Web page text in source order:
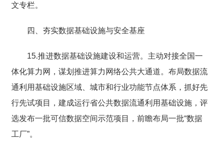
文专栏。
四、夯实数据基础设施与安全基座
15.推进数据基础设施建设和运营。主动对接全国一
体化算力网，谋划推进算力网络公共大通道。布局数据流
通利用基础设施区域、城市和行业功能节点体系，抓好先
行先试项目，建成运行省公共数据流通利用基础设施，评
选发布一批可信数据空间示范项目，前瞻布局一批“数据
工厂”。